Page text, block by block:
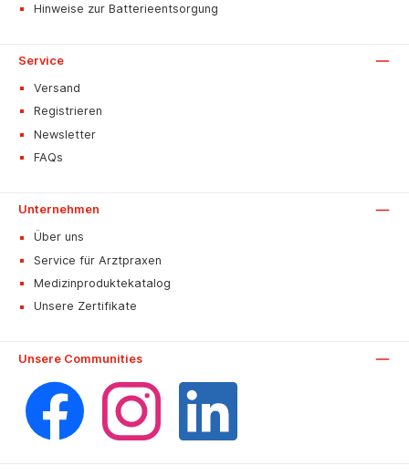
Hinweise zur Batterieentsorgung
Service
Versand
Registrieren
Newsletter
FAQs
Unternehmen
Über uns
Service für Arztpraxen
Medizinproduktekatalog
Unsere Zertifikate
Unsere Communities
Facebook Instagram LinkedIn